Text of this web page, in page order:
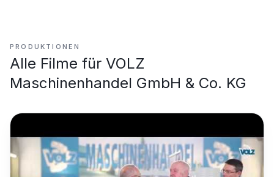
PRODUKTIONEN
Alle Filme für VOLZ
Maschinenhandel GmbH & Co. KG